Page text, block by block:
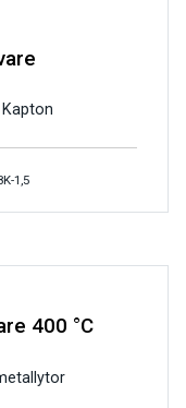
1,5
400 °C